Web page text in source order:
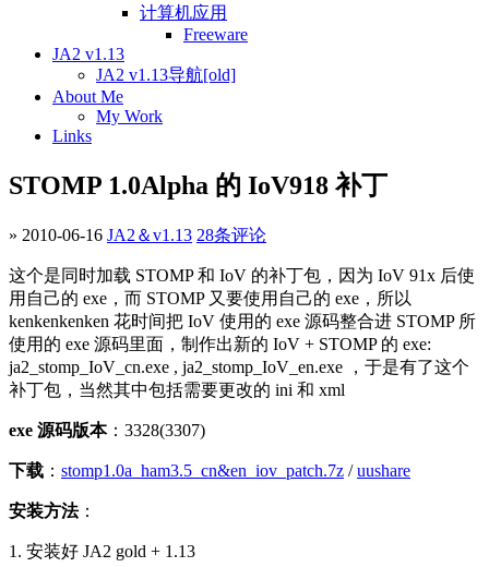
计算机应用
Freeware
JA2 v1.13
JA2 v1.13导航[old]
About Me
My Work
Links
STOMP 1.0Alpha 的 IoV918 补丁
» 2010-06-16 JA2＆v1.13 28条评论
这个是同时加载 STOMP 和 IoV 的补丁包，因为 IoV 91x 后使
用自己的 exe，而 STOMP 又要使用自己的 exe，所以
kenkenkenken 花时间把 IoV 使用的 exe 源码整合进 STOMP 所
使用的 exe 源码里面，制作出新的 IoV + STOMP 的 exe:
ja2_stomp_IoV_cn.exe , ja2_stomp_IoV_en.exe ，于是有了这个
补丁包，当然其中包括需要更改的 ini 和 xml
exe 源码版本：3328(3307)
下载 ： stomp1.0a_ham3.5_cn&en_iov_patch.7z /uushare
安装方法：
1. 安装好 JA2 gold + 1.13